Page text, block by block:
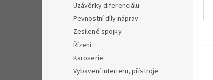
Uzávěrky diferenciálu
Pevnostní díly náprav
Zesílené spojky
Řízení
Karoserie
Vybavení interieru, přístroje